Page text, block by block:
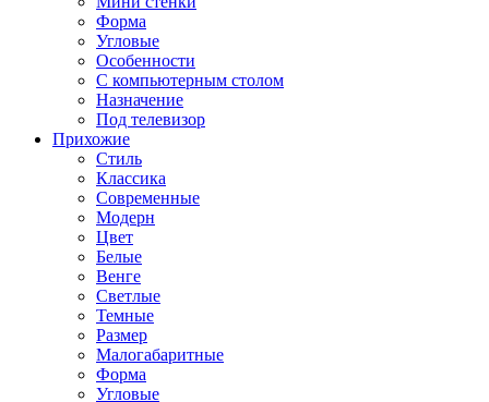
Форма
Угловые
Особенности
С компьютерным столом
Назначение
Под телевизор
Прихожие
Стиль
Классика
Современные
Модерн
Цвет
Белые
Венге
Светлые
Темные
Размер
Малогабаритные
Форма
Угловые